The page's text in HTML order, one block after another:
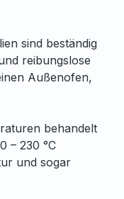
sind beständig
reibungslose
Außenofen,
behandelt
– 230 °C
und sogar